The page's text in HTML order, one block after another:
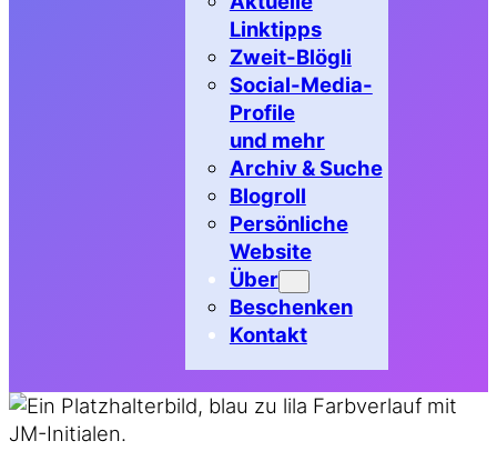
Linktipps
Zweit-Blögli
Social-Media-
Profile
und mehr
Archiv & Suche
Blogroll
Persönliche
Website
Über
Beschenken
Kontakt